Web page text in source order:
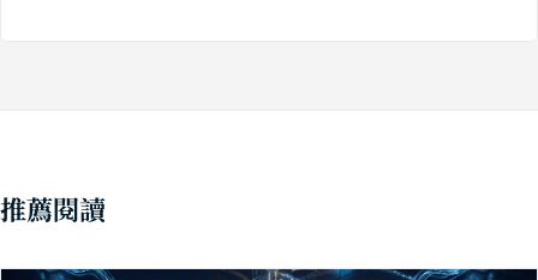
推薦閱讀